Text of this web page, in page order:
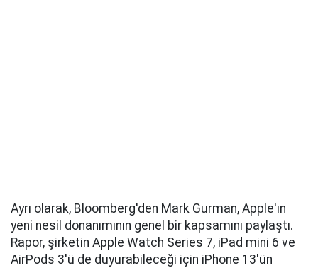
Ayrı olarak, Bloomberg'den Mark Gurman, Apple'ın
yeni nesil donanımının genel bir kapsamını paylaştı.
Rapor, şirketin Apple Watch Series 7, iPad mini 6 ve
AirPods 3'ü de duyurabileceği için iPhone 13'ün